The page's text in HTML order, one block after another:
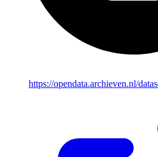
https://opendata.archieven.nl/